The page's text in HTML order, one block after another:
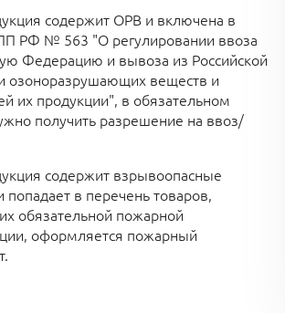
содержит ОРВ и включена в
РФ № 563 "О регулировании ввоза
Федерацию и вывоза из Российской
озоноразрушающих веществ и
их продукции", в обязательном
получить разрешение на ввоз/
содержит взрывоопасные
попадает в перечень товаров,
обязательной пожарной
оформляется пожарный